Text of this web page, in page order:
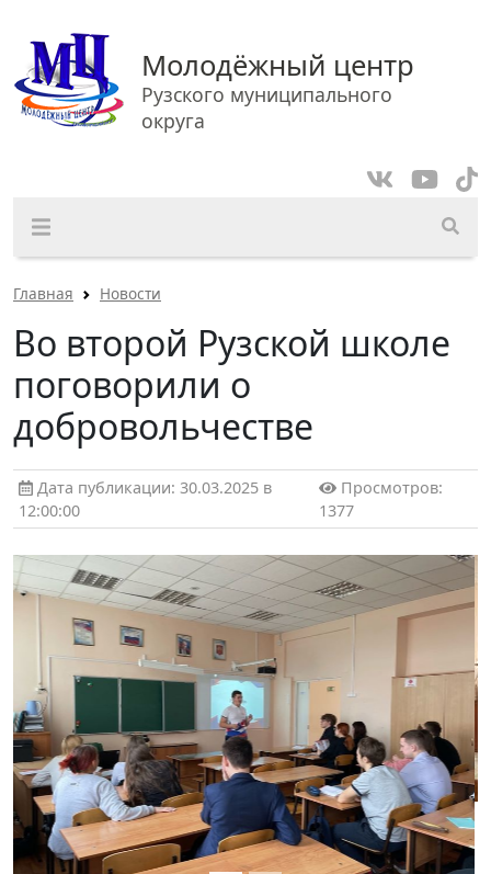
Молодёжный центр
Рузского муниципального
округа
Главная Новости
Во второй Рузской школе
поговорили о
добровольчестве
Дата публикации: 30.03.2025 в
12:00:00
Просмотров:
1377